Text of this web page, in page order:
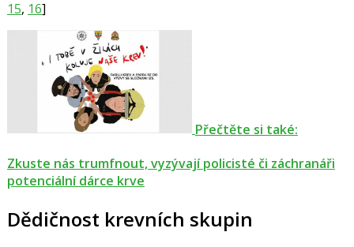
15, 16]
Přečtěte si také:
Zkuste nás trumfnout, vyzývají policisté či záchranáři
potenciální dárce krve
Dědičnost krevních skupin